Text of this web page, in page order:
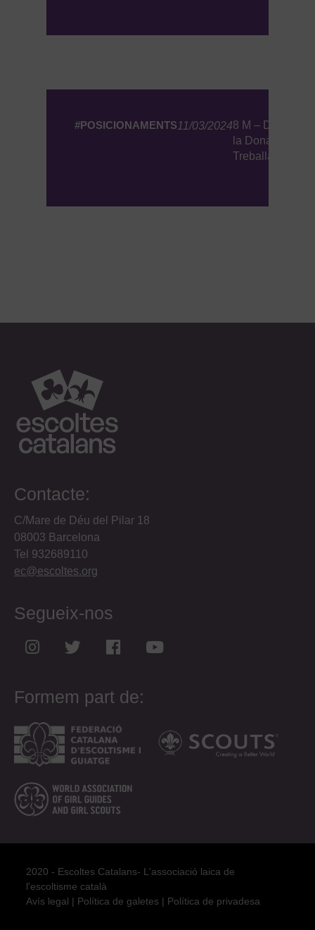
#POSICIONAMENTS11/03/20248 M – Dia de
la Dona
Treballadora
Contacte:
C/Mare de Déu del Pilar 18
08003 Barcelona
Tel 932689110
ec@escoltes.org
Segueix-nos
Formem part de:
2020 - Escoltes Catalans- L'associació laica de
l'escoltisme català
Avís legal | Política de galetes | Política de privadesa